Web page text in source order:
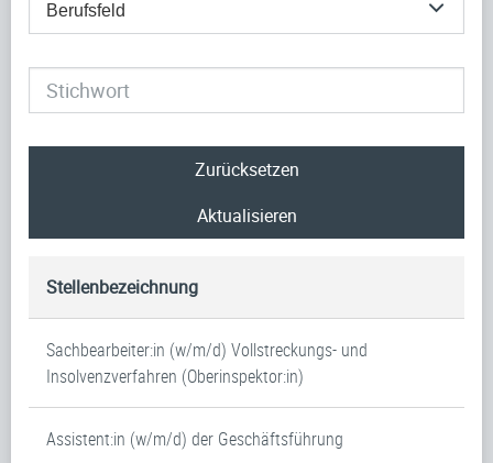
Berufsfeld
Zurücksetzen
Aktualisieren
Stellenbezeichnung
Sachbearbeiter:in (w/m/d) Vollstreckungs- und
Insolvenzverfahren (Oberinspektor:in)
Assistent:in (w/m/d) der Geschäftsführung